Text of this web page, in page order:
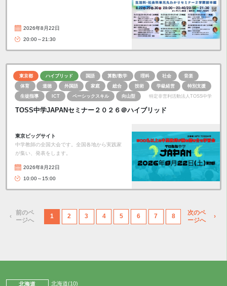
2026年8月22日
20:00～21:30
東京都 ハイブリッド 国語 算数/数学 理科 社会
音楽
体育
道徳 外国語 家庭 総合 技術 学級経営
特別支援
生徒指導
ICT ベーシックスキル 向山型 特定非営利活動法人TOSS中学
TOSS中学JAPANセミナー２０２６＠ハイブリッド
東京ビッグサイト
中学教師の全国大会です。全国各地から実践家
が集い、発表をします。
2026年8月22日
10:00～15:00
‹ 1 2 3 4 5 6 7 8 ›
北海道 北海道(10)